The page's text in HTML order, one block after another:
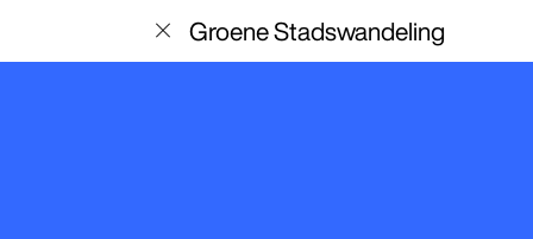
Groene Stadswandeling